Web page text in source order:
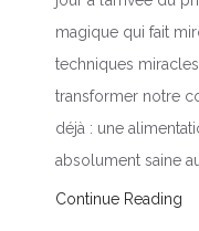
magique qui fait
techniques
transformer notre
déjà : une
absolument saine
Continue Reading